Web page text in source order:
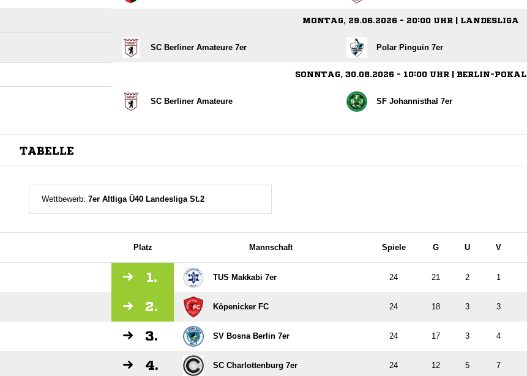
MONTAG, 29.06.2026 - 20:00 UHR | LANDESLIGA
SC Berliner Amateure 7er Polar Pinguin 7er
SONNTAG, 30.08.2026 - 10:00 UHR | BERLIN-POKAL
SC Berliner Amateure SF Johannisthal 7er
TABELLE
Wettbewerb: 7er Altliga Ü40 Landesliga St.2
Platz Mannschaft Spiele G U V
1. TUS Makkabi 7er 24 21 2 1
2. Köpenicker FC 24 18 3 3
3. SV Bosna Berlin 7er 24 17 3 4
4. SC Charlottenburg 7er 24 12 5 7